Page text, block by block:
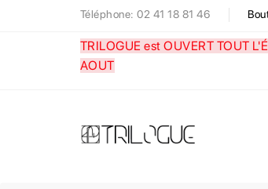
Téléphone: 02 41 18 81 46
TRILOGUE est OUVERT TOUT
AOUT